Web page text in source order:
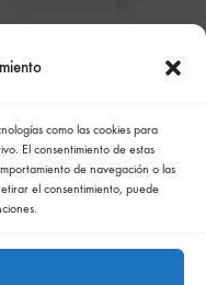
como las cookies para
El consentimiento de estas
de navegación o las
el consentimiento, puede
OFFICE